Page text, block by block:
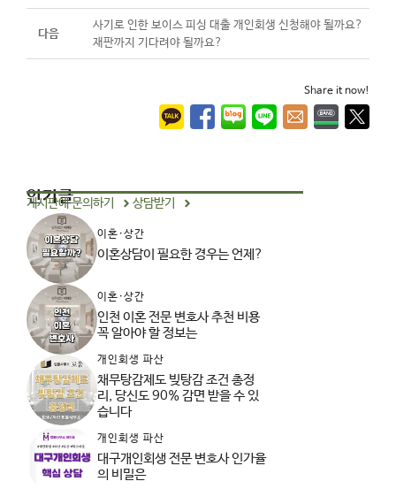
다음
사기로 인한 보이스 피싱 대출 개인회생 신청해야 될까요?
재판까지 기다려야 될까요?
Share it now!
인기글
게시판에 문의하기 상담받기
이혼·상간
이혼상담이 필요한 경우는 언제?
이혼·상간
인천 이혼 전문 변호사 추천 비용
꼭 알아야 할 정보는
개인회생 파산
채무탕감제도 빚탕감 조건 총정
리, 당신도 90% 감면 받을 수 있
습니다
개인회생 파산
대구개인회생 전문 변호사 인가율
의 비밀은